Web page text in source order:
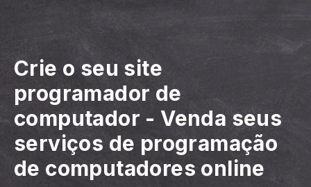
Crie o seu site
programador de
computador -Venda seus
serviços de programação
de computadores online